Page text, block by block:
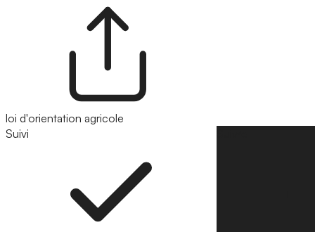
loi d'orientation agricole
Suivi